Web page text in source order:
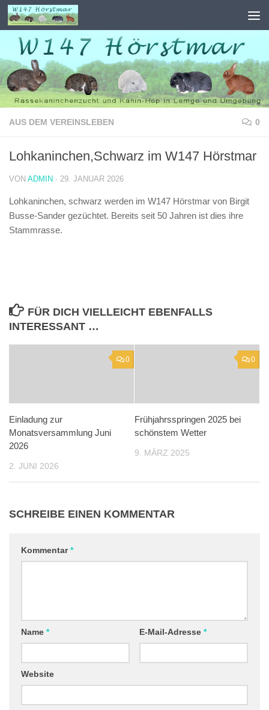
Zum Inhalt springen
AUS DEM VEREINSLEBEN 0
Lohkaninchen,Schwarz im W147 Hörstmar
VON ADMIN · 29. JANUAR 2026
Lohkaninchen, schwarz werden im W147 Hörstmar von Birgit
Busse-Sander gezüchtet. Bereits seit 50 Jahren ist dies ihre
Stammrasse.
FÜR DICH VIELLEICHT EBENFALLS
INTERESSANT …
0
Einladung zur
Monatsversammlung Juni
2026
2. JUNI 2026
0
Frühjahrsspringen 2025 bei
schönstem Wetter
9. MÄRZ 2025
SCHREIBE EINEN KOMMENTAR
Kommentar*
Name * E-Mail-Adresse *
Website